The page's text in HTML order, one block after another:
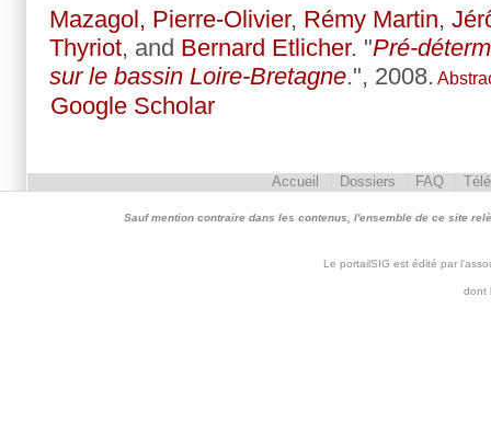
Mazagol, Pierre-Olivier, Rémy Martin,
Thyriot, and Bernard Etlicher. "Pré-
sur le bassin Loire-Bretagne.", 2008.
Google Scholar
Accueil Dossiers FAQ
Sauf mention contraire dans les contenus, l'ensemble de ce site
Le portailSIG est édité par
dont